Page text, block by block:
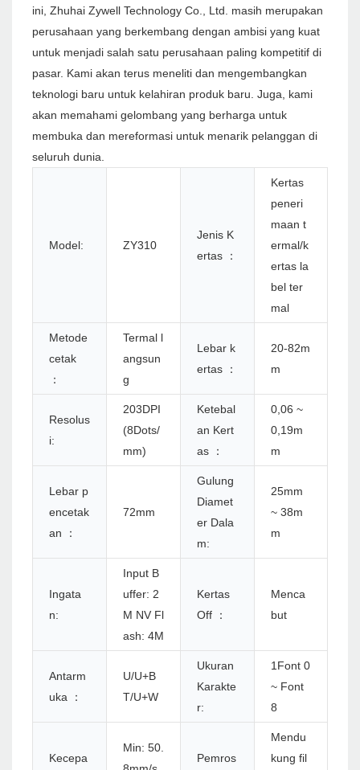
ini, Zhuhai Zywell Technology Co., Ltd. masih merupakan
perusahaan yang berkembang dengan ambisi yang kuat
untuk menjadi salah satu perusahaan paling kompetitif di
pasar. Kami akan terus meneliti dan mengembangkan
teknologi baru untuk kelahiran produk baru. Juga, kami
akan memahami gelombang yang berharga untuk
membuka dan mereformasi untuk menarik pelanggan di
seluruh dunia.
Model: ZY310
Jenis K
ertas ：
Kertas
peneri
maan t
ermal/k
ertas la
bel ter
mal
Metode
cetak
：
Termal l
angsun
g
Lebar k
ertas ：
20-82m
m
Resolus
i:
203DPI
(8Dots/
mm)
Ketebal
an Kert
as ：
0,06 ~
0,19m
m
Lebar p
encetak
an ：
72mm
Gulung
Diamet
er Dala
m:
25mm
~ 38m
m
Ingata
n:
Input B
uffer: 2
M NV Fl
ash: 4M
Kertas
Off ：
Menca
but
Antarm
uka ：
U/U+B
T/U+W
Ukuran
Karakte
r:
1Font 0
~ Font
8
Kecepa
Min: 50.
Pemros
Mendu
kung fil